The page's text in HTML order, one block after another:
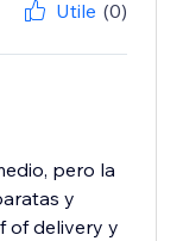
Utile (0)
pero la
y
of delivery y